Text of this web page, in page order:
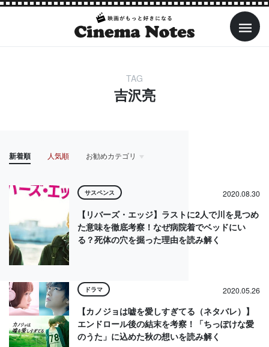
TAG
吉沢亮
新着順 人気順 お勧めカテゴリ
HOME
アイドル
アクション・アドベンチャー
アニメ
サスペンス 2020.08.30
【リバーズ・エッジ】ラストに2人で川を見つめ
た意味を徹底考察！なぜ病院着でベッドにい
る？死体の穴を掘った理由を読み解く
ドラマ 2020.05.26
【カノジョは嘘を愛しすぎてる（ネタバレ）】
エンドロール後の結末を考察！「ちっぽけな愛
のうた」に込めた秋の想いを読み解く